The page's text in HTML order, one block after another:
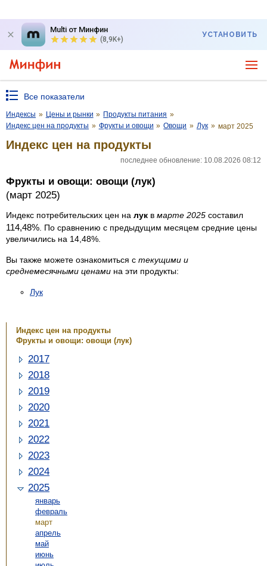
Multi от Минфин
(8,9K+)
УСТАНОВИТЬ
Все показатели
Индексы » Цены и рынки » Продукты питания »
Индекс цен на продукты » Фрукты и овощи » Овощи » Лук » март 2025
Индекс цен на продукты
последнее обновление: 10.08.2026 08:12
Фрукты и овощи: овощи (лук)
(март 2025)
Индекс потребительских цен на лук в марте 2025 составил
114,48% . По сравнению с предыдущим месяцем средние цены
увеличились на 14,48%.
Вы также можете ознакомиться с текущими и
среднемесячными ценами на эти продукты:
Лук
Индекс цен на продукты
Фрукты и овощи: овощи (лук)
2017
2018
2019
2020
2021
2022
2023
2024
2025
январь
февраль
март
апрель
май
июнь